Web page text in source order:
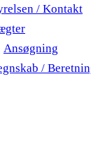
/ Kontakt
Ansøgning
/